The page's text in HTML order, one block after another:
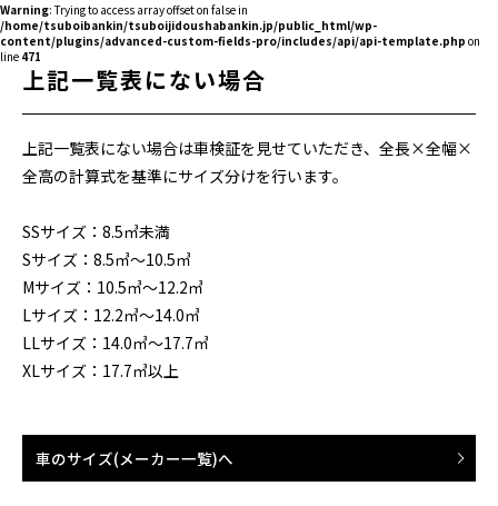
Warning: Trying to access array offset on false in
/home/tsuboibankin/tsuboijidoushabankin.jp/public_html/wp-
content/plugins/advanced-custom-fields-pro/includes/api/api-template.php on
line 471
上記一覧表にない場合
上記一覧表にない場合は車検証を見せていただき、全長×全幅×
全高の計算式を基準にサイズ分けを行います。
SSサイズ：8.5㎥未満
Sサイズ：8.5㎥～10.5㎥
Mサイズ：10.5㎥～12.2㎥
Lサイズ：12.2㎥～14.0㎥
LLサイズ：14.0㎥～17.7㎥
XLサイズ：17.7㎥以上
車のサイズ(メーカー一覧)へ